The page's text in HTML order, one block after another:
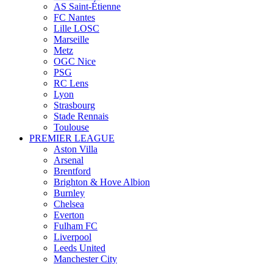
AS Saint-Étienne
FC Nantes
Lille LOSC
Marseille
Metz
OGC Nice
PSG
RC Lens
Lyon
Strasbourg
Stade Rennais
Toulouse
PREMIER LEAGUE
Aston Villa
Arsenal
Brentford
Brighton & Hove Albion
Burnley
Chelsea
Everton
Fulham FC
Liverpool
Leeds United
Manchester City